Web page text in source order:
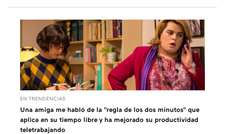
EN TRENDENCIAS
Una amiga me habló de la "regla de los dos minutos" que
aplica en su tiempo libre y ha mejorado su productividad
teletrabajando